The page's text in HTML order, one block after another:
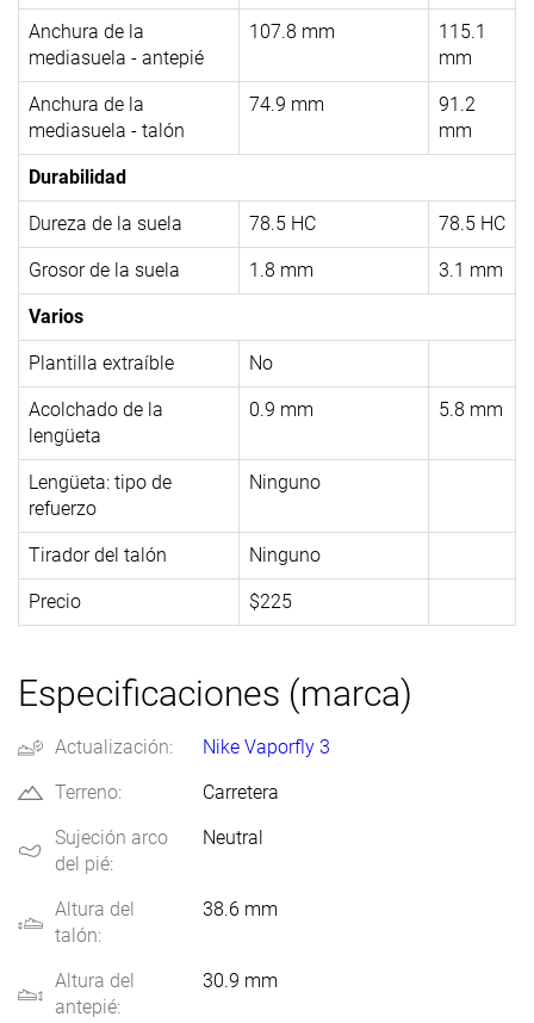
Anchura de la
mediasuela - antepié
107.8 mm
115.1
mm
Anchura de la
mediasuela - talón
74.9 mm
91.2
mm
Durabilidad
Dureza de la suela 78.5 HC 78.5 HC
Grosor de la suela 1.8 mm 3.1 mm
Varios
Plantilla extraíble No
Acolchado de la
lengüeta
0.9 mm 5.8 mm
Lengüeta: tipo de
refuerzo
Ninguno
Tirador del talón Ninguno
Precio $225
Especificaciones (marca)
Actualización:
Nike Vaporfly 3
Terreno:
Carretera
Sujeción arco
del pié:
Neutral
Altura del
talón:
38.6 mm
Altura del
antepié:
30.9 mm